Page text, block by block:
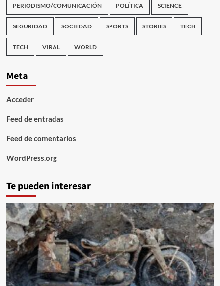
PERIODISMO/COMUNICACIÓN POLÍTICA SCIENCE
SEGURIDAD SOCIEDAD SPORTS STORIES TECH
TECH VIRAL WORLD
Meta
Acceder
Feed de entradas
Feed de comentarios
WordPress.org
Te pueden interesar